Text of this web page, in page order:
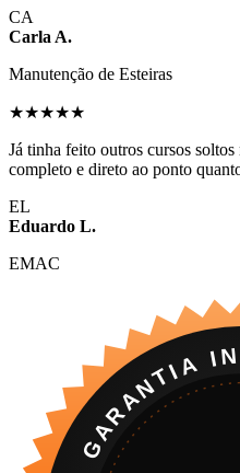
CA
Carla A.
Manutenção de Esteiras
★★★★★
Já tinha feito outros cursos
completo e direto ao ponto
EL
Eduardo L.
EMAC
GARANTIA